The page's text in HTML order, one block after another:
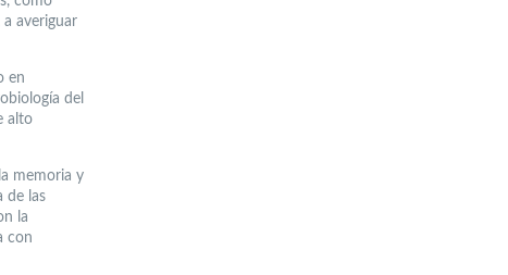
averiguar
en
del
alto
memoria y
de las
la
con